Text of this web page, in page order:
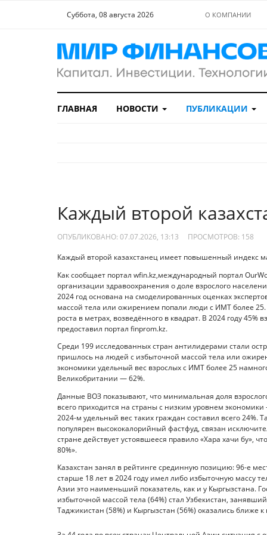
Суббота, 08 августа 2026 О КОМПАНИИ
ГЛАВНАЯ НОВОСТИ ПУБЛИКАЦИИ
Каждый второй
ОПУБЛИКОВАНО: 07.07.2026, 13:13 ПРОСМОТРОВ: 158
Каждый второй казахстанец имеет повышенный индекс
Как сообщает портал wfin.kz,международный портал
организации здравоохранения о доле взрослого
2024 год основана на смоделированных оценках
массой тела или ожирением попали люди с ИМТ более
роста в метрах, возведённого в квадрат. В 2024 году
предоставил портал finprom.kz.
Среди 199 исследованных стран антилидерами стали
пришлось на людей с избыточной массой тела или
экономики удельный вес взрослых с ИМТ более 25
Великобритании — 62%.
Данные ВОЗ показывают, что минимальная доля
всего приходится на страны с низким уровнем
2024-м удельный вес таких граждан составил всего 24%.
популярен высококалорийный фастфуд, связан
стране действует устоявшееся правило «Хара хачи бу»,
80%».
Казахстан занял в рейтинге срединную позицию: 96-е
старше 18 лет в 2024 году имел либо избыточную массу
Азии это наименьший показатель, как и у Кыргызстана.
избыточной массой тела (64%) стал Узбекистан,
Таджикистан (58%) и Кыргызстан (56%) оказались ближе